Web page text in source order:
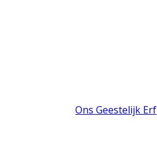
Ons Geestelijk Erf